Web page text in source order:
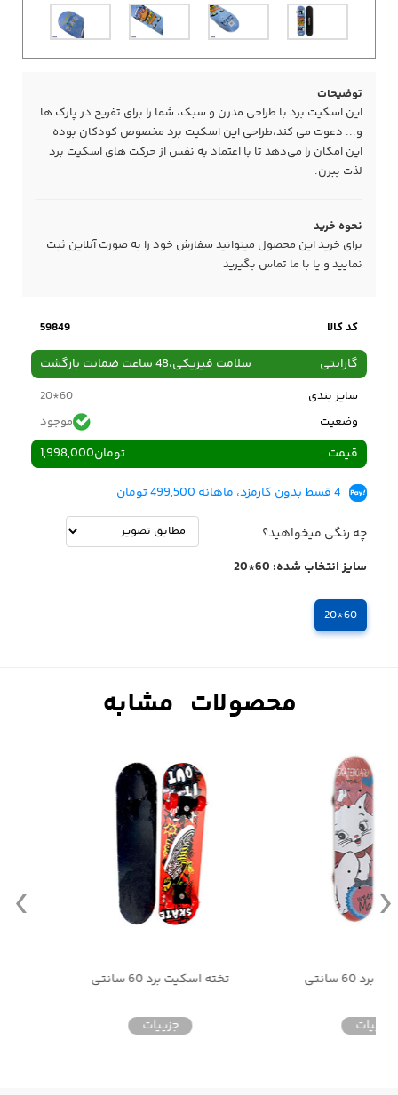
توضیحات
این اسکیت برد با طراحی مدرن و سبک، شما را برای تفریح در پارک ها
و... دعوت می کند،طراحی این اسکیت برد مخصوص کودکان بوده
این امکان را می‌دهد تا با اعتماد به نفس از حرکت های اسکیت برد
لذت ببرن.
نحوه خرید
برای خرید این محصول میتوانید سفارش خود را به صورت آنلاین ثبت
نمایید و یا با ما تماس بگیرید
کد کالا 59849
گارانتی سلامت فیزیکی،48 ساعت ضمانت بازگشت
سایز بندی
60*20
وضعیت
موجود
قیمت 1,998,000تومان
4 قسط بدون کارمزد، ماهانه 499,500 تومان
چه رنگی میخواهید؟
سایز انتخاب شده: 60*20
60*20
تخته اسکیت برد 60 سانتی تخته اسکیت برد 60 سانتی